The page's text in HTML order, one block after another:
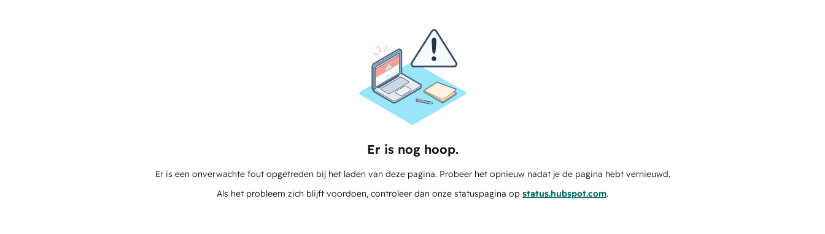
Er is nog hoop.
Er is een onverwachte fout opgetreden bij het laden van deze pagina. Probeer het opnieuw nadat je de pagina hebt vernieuwd.
Als het probleem zich blijft voordoen, controleer dan onze statuspagina op status.hubspot.com.